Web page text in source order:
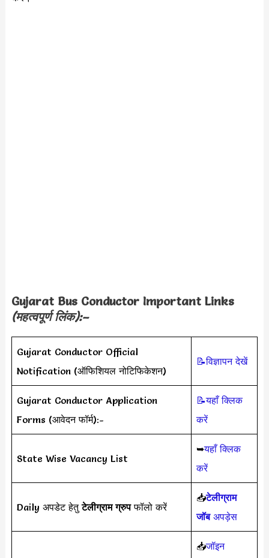
Gujarat Bus Conductor Important Links
(महत्वपूर्ण लिंक):–
Gujarat Conductor Official
Notification (ऑफिशियल नोटिफिकेशन)
📝विज्ञापन देखें
Gujarat Conductor Application
Forms (आवेदन फॉर्म):-
📝यहाँ क्लिक
करें
State Wise Vacancy List
➥यहाँ क्लिक
करें
Daily अपडेट हेतुटेलीग्राम ग्रुपफॉलो करें
📥टेलीग्राम
जॉबअपड़ेस
📥जॉइन